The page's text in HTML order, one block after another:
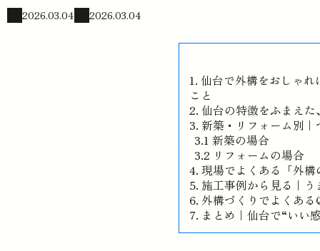
2026.03.04 2026.03.04
仙台で外構をおしゃ
こと
仙台の特徴をふまえ
新築・リフォーム別
新築の場合
リフォームの場合
現場でよくある「外
施工事例から見る｜
外構づくりでよくあ
まとめ｜仙台で“いい